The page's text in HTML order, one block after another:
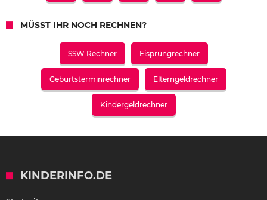
MÜSST IHR NOCH RECHNEN?
SSW Rechner Eisprungrechner
Geburtsterminrechner Elterngeldrechner
Kindergeldrechner
KINDERINFO.DE